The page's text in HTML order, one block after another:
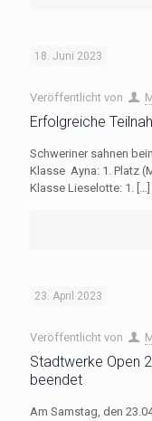
18. Juni 2023
Veröffentlicht von
Erfolgreiche
Schweriner sahnen
Klasse Ayna: 1. Platz
Klasse Lieselotte: 1. […]
23. April 2023
Veröffentlicht von
Stadtwerke Open
beendet
Am Samstag, den